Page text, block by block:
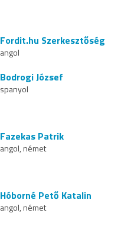
Fordit.hu Szerkesztőség
angol
Bodrogi József
spanyol
Fazekas Patrik
angol, német
Hóborné Pető Katalin
angol, német